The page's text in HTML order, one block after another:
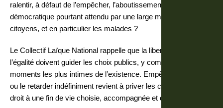
ralentir, à défaut de l’empêcher, l’aboutissement d’un débat
démocratique pourtant attendu par une large majorité de
citoyens, et en particulier les malades ?
Le Collectif Laïque National rappelle que la liberté, la dignité et
l’égalité doivent guider les choix publics, y compris dans les
moments les plus intimes de l’existence. Empêcher le débat
ou le retarder indéfiniment revient à priver les citoyens de leur
droit à une fin de vie choisie, accompagnée et digne.